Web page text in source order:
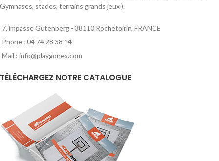
Gymnases, stades, terrains grands jeux ).
7, impasse Gutenberg - 38110 Rochetoirin, FRANCE
Phone : 04 74 28 38 14
Mail : info@playgones.com
TÉLÉCHARGEZ NOTRE CATALOGUE